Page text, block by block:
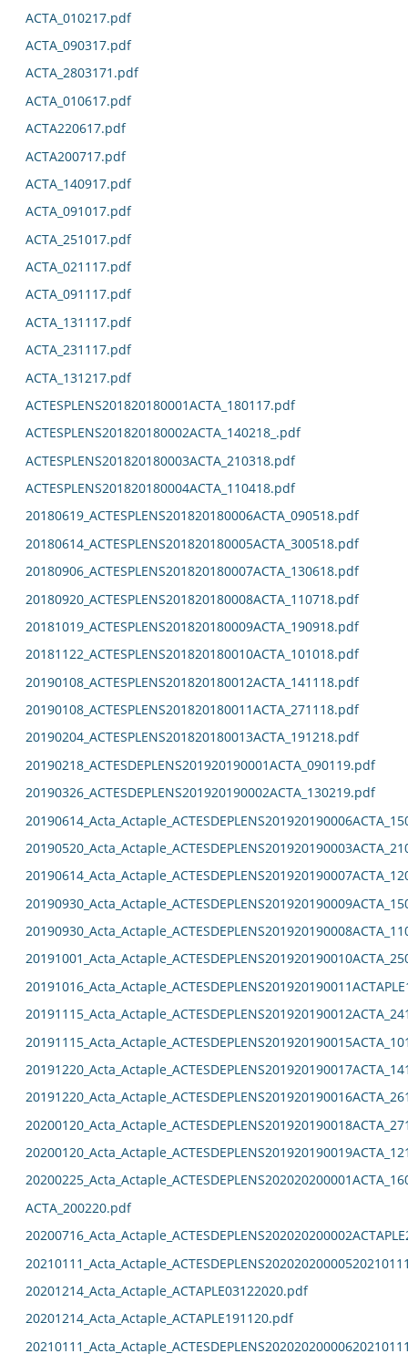
ACTA_010217.pdf
ACTA_090317.pdf
ACTA_2803171.pdf
ACTA_010617.pdf
ACTA220617.pdf
ACTA200717.pdf
ACTA_140917.pdf
ACTA_091017.pdf
ACTA_251017.pdf
ACTA_021117.pdf
ACTA_091117.pdf
ACTA_131117.pdf
ACTA_231117.pdf
ACTA_131217.pdf
ACTESPLENS201820180001ACTA_180117.pdf
ACTESPLENS201820180002ACTA_140218_.pdf
ACTESPLENS201820180003ACTA_210318.pdf
ACTESPLENS201820180004ACTA_110418.pdf
20180619_ACTESPLENS201820180006ACTA_090518.pdf
20180614_ACTESPLENS201820180005ACTA_300518.pdf
20180906_ACTESPLENS201820180007ACTA_130618.pdf
20180920_ACTESPLENS201820180008ACTA_110718.pdf
20181019_ACTESPLENS201820180009ACTA_190918.pdf
20181122_ACTESPLENS201820180010ACTA_101018.pdf
20190108_ACTESPLENS201820180012ACTA_141118.pdf
20190108_ACTESPLENS201820180011ACTA_271118.pdf
20190204_ACTESPLENS201820180013ACTA_191218.pdf
20190218_ACTESDEPLENS201920190001ACTA_090119.pdf
20190326_ACTESDEPLENS201920190002ACTA_130219.pdf
ACTA_200220.pdf
20201214_Acta_Actaple_ACTAPLE03122020.pdf
20201214_Acta_Actaple_ACTAPLE191120.pdf